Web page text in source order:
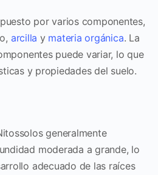
por varios componentes,
arcilla y materia orgánica. La
puede variar, lo que
y propiedades del suelo.
generalmente
moderada a grande, lo
adecuado de las raíces